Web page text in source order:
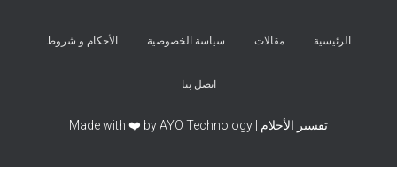
الرئيسية مقالات سياسة الخصوصية الأحكام و شروط
اتصل بنا
تفسير الأحلام | Made with ❤️ by AYO Technology